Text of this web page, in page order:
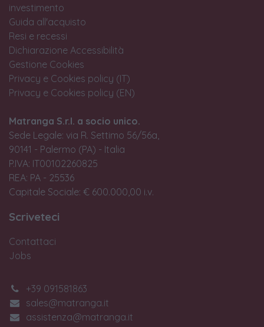
investimento
Guida all'acquisto
Resi e recessi
Dichiarazione Accessibilità
Gestione Cookies
Privacy e Cookies policy (IT)
Privacy e Cookies policy (EN)
Matranga S.r.l. a socio unico.
Sede Legale: via R. Settimo 56/56a,
90141 - Palermo (PA) - Italia
P.IVA: IT00102260825
REA: PA - 25536
Capitale Sociale: € 600.000,00 i.v.
Scriveteci
Contattaci
Jobs
+39 091581863
sales@matranga.it
assistenza@matranga.it